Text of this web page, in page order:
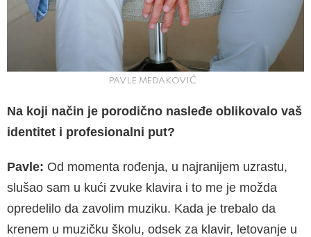
PAVLE MEDAKOVIĆ
Na koji način je porodično nasleđe oblikovalo vaš
identitet i profesionalni put?
Pavle: Od momenta rođenja, u najranijem uzrastu,
slušao sam u kući zvuke klavira i to me je možda
opredelilo da zavolim muziku. Kada je trebalo da
krenem u muzičku školu, odsek za klavir, letovanje u